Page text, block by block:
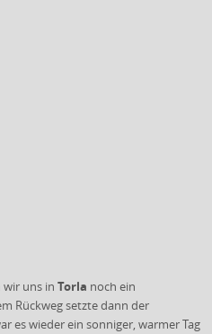
wir uns in Torla noch ein
Rückweg setzte dann der
es wieder ein sonniger, warmer Tag